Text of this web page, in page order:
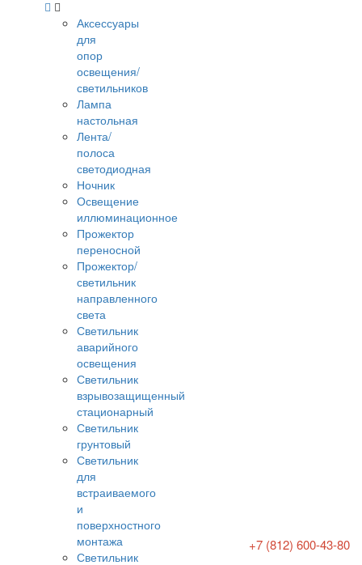
Аксессуары
для
опор
освещения/
светильников
Лампа
настольная
Лента/
полоса
светодиодная
Ночник
Освещение
иллюминационное
Прожектор
переносной
Прожектор/
светильник
направленного
света
Светильник
аварийного
освещения
Светильник
взрывозащищенный
стационарный
Светильник
грунтовый
Светильник
для
встраиваемого
и
поверхностного
монтажа
Светильник
+7 (812) 600-43-80